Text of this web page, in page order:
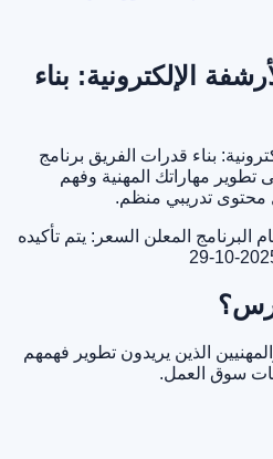
الإلكترونية: بناء
بناء قدرات الفريق برنامج
مهاراتك المهنية وفهم
تدريبي منظم.
البرنامج المعلن السعر: يتم تأكيده
الذين يريدون تطوير فهمهم
سوق العمل.